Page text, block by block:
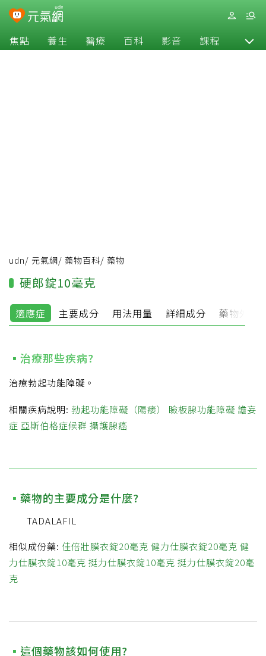
焦點 養生 醫療 百科 影音 課程 退休
udn/ 元氣網/ 藥物百科/ 藥物
硬郎錠10毫克
適應症 主要成分 用法用量 詳細成分 藥物外觀
治療那些疾病?
治療勃起功能障礙。
相關疾病說明: 勃起功能障礙（陽痿） 瞼板腺功能障礙 譫妄
症 亞斯伯格症候群 攝護腺癌
藥物的主要成分是什麼?
TADALAFIL
相似成份藥: 佳倍壯膜衣錠20毫克 健力仕膜衣錠20毫克 健
力仕膜衣錠10毫克 挺力仕膜衣錠10毫克 挺力仕膜衣錠20毫
克
這個藥物該如何使用?